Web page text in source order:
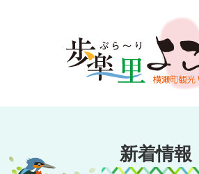
文
キ
歩楽～里（
り）よこぜ
新着情報